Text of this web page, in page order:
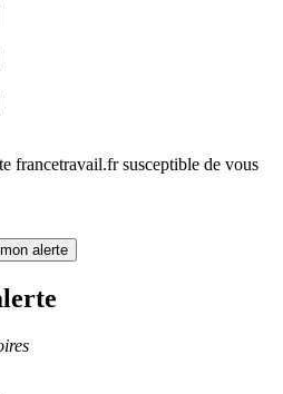
francetravail.fr susceptible de vous
alerte